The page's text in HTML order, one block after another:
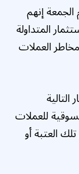
إنهم
المتداولة
العملات
السوقية للعملات
العتبة أو